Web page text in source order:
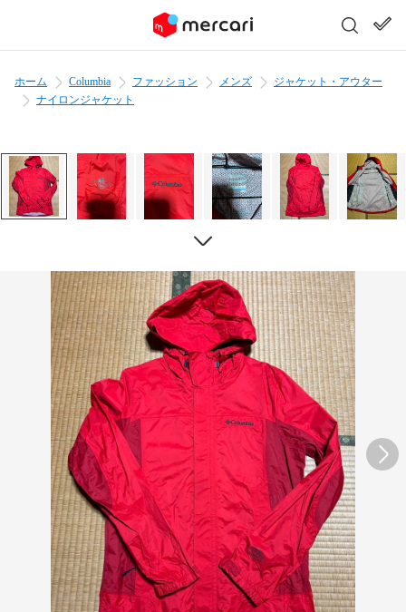
ホーム Columbia ファッション メンズ
ジャケット・アウター
ナイロンジャケット